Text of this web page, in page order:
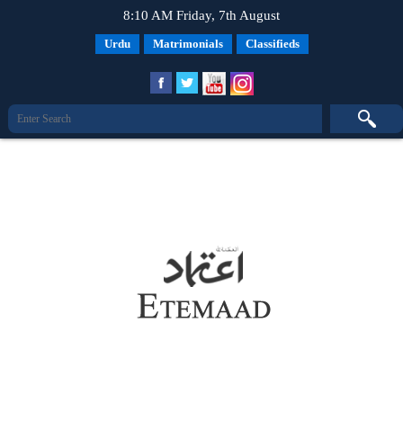
8:10 AM Friday, 7th August
Urdu Matrimonials Classifieds